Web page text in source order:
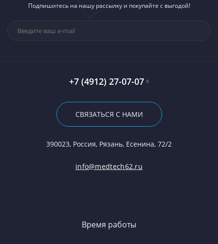
Подпишитесь на нашу рассылку и покупайте с выгодой!
+7 (4912) 27-07-07
СВЯЗАТЬСЯ С НАМИ
390023, Россия, Рязань, Есенина, 72/2
info@medtech62.ru
Время работы